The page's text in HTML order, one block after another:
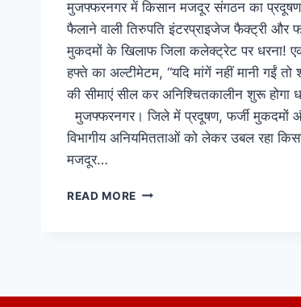
मुजफ्फरनगर में किसान मजदूर संगठन का प्रदूषण
फैलाने वाली तिरुपति इंटरप्राइजेज फैक्ट्री और
मुकदमों के खिलाफ जिला कलेक्ट्रेट पर धरना!
हफ्ते का अल्टीमेटम, “यदि मांगें नहीं मानी गईं तो
की सीमाएं सील कर अनिश्चितकालीन शुरू होगा
मुजफ्फरनगर। जिले में प्रदूषण, फर्जी मुकदमों
विभागीय अनियमितताओं को लेकर उबल रहा
मजदूर…
READ MORE